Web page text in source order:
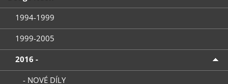
1994-1999
1999-2005
2016 -
- NOVÉ DÍLY